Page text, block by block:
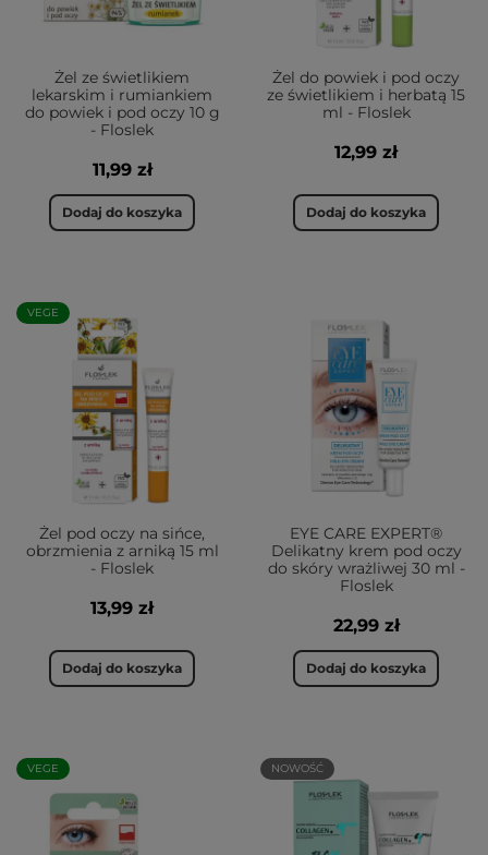
Żel ze świetlikiem
lekarskim i rumiankiem
do powiek i pod oczy 10 g
- Floslek
11,99 zł
Dodaj do koszyka
Żel do powiek i pod oczy
ze świetlikiem i herbatą 15
ml - Floslek
12,99 zł
Dodaj do koszyka
VEGE
Żel pod oczy na sińce,
obrzmienia z arniką 15 ml
- Floslek
13,99 zł
Dodaj do koszyka
EYE CARE EXPERT®
Delikatny krem pod oczy
do skóry wrażliwej 30 ml -
Floslek
22,99 zł
Dodaj do koszyka
VEGE NOWOŚĆ